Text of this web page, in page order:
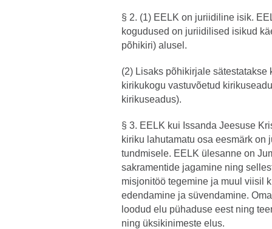
§ 2. (1) EELK on juriidiline isik.
kogudused on juriidilised isikud
põhikiri) alusel.
(2) Lisaks põhikirjale
kirikukogu vastuvõetud
kirikuseadus).
§ 3. EELK kui Issanda Jeesuse
kiriku lahutamatu osa eesmärk
tundmisele. EELK ülesanne on
sakramentide jagamine ning
misjonitöö tegemine ja muul viisil
edendamine ja süvendamine.
loodud elu pühaduse eest ning
ning üksikinimeste elus.